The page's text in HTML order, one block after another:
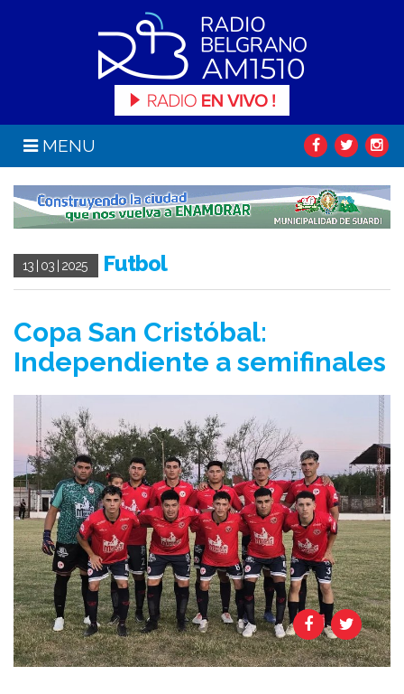
MENU
13 | 03 | 2025 Futbol
Copa San Cristóbal:
Independiente a semifinales